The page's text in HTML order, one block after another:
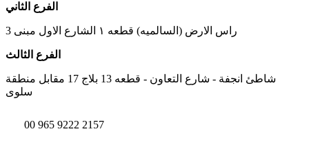
الفرع الثاني
راس الارض (السالميه) قطعه ١ الشارع الاول مبنى 3
الفرع الثالث
شاطئ انجفة - شارع التعاون - قطعه 13 بلاج 17 مقابل منطقة
سلوى
00 965 9222 2157